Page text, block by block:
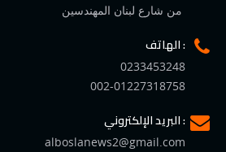
الهاتف :
0233453248
002-01227318758
البريد الإلكتروني :
alboslanews2@gmail.com